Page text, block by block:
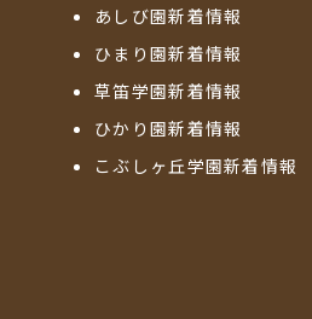
あしび園新着情報
ひまり園新着情報
草笛学園新着情報
ひかり園新着情報
こぶしヶ丘学園新着情報